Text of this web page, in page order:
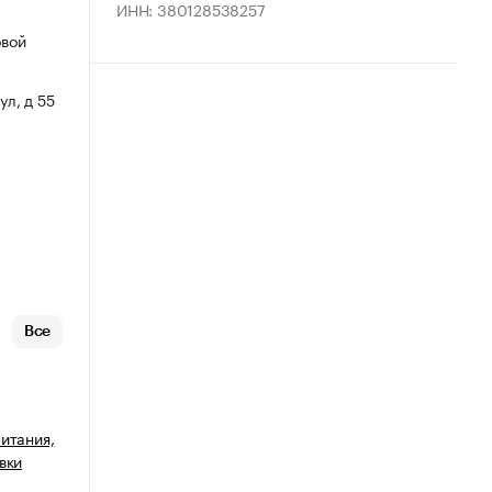
д 55
Все
ИНН: 380128538257